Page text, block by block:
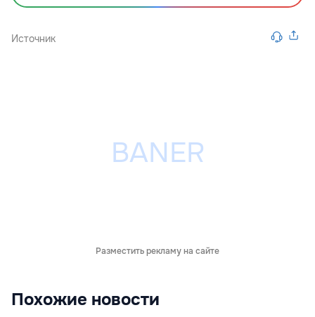
Источник
Разместить рекламу на сайте
Похожие новости